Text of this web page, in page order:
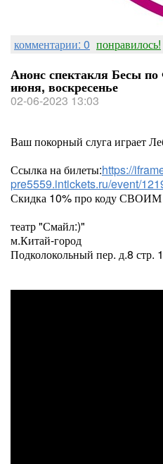
комментарии: 0 понравилось!
Анонс спектакля Бесы
июня, воскресенье
02-06-2023 13:03
Ваш покорный слуга играет
Ссылка на билеты:https://
pre5559.intickets.ru/event/
Скидка 10% про коду СВОИМ
театр "Смайл:)"
м.Китай-город
Подколокольный пер. д.8 стр. 1